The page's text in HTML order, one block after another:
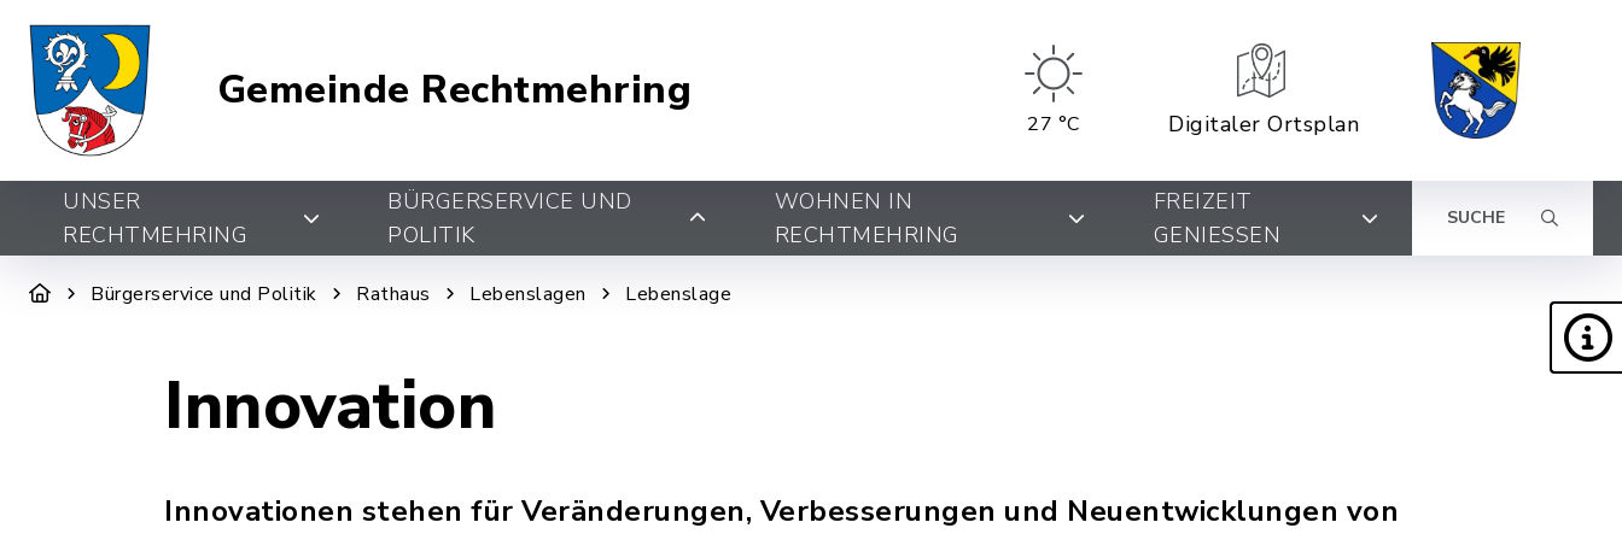
Gemeinde Rechtmehring
27 °C Digitaler Ortsplan
UNSER
RECHTMEHRING
BÜRGERSERVICE UND
POLITIK
WOHNEN IN
RECHTMEHRING
FREIZEIT
GENIESSEN
SUCHE
Bürgerservice und Politik Rathaus Lebenslagen Lebenslage
Innovation
Innovationen stehen für Veränderungen, Verbesserungen und Neuentwicklungen von